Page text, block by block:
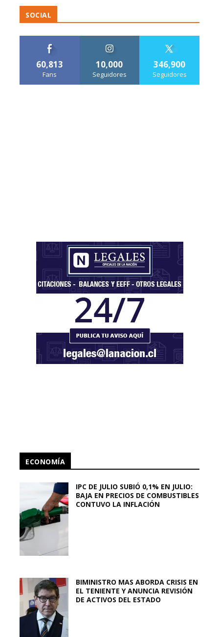
SOCIAL
60,813
Fans
10,000
Seguidores
346,900
Seguidores
ECONOMÍA
IPC DE JULIO SUBIÓ 0,1% EN JULIO:
BAJA EN PRECIOS DE COMBUSTIBLES
CONTUVO LA INFLACIÓN
BIMINISTRO MAS ABORDA CRISIS EN
EL TENIENTE Y ANUNCIA REVISIÓN
DE ACTIVOS DEL ESTADO